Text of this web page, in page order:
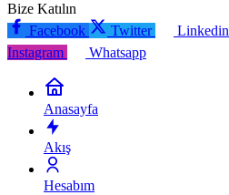
Bize Katılın
Facebook
Twitter Linkedin
Instagram
Whatsapp
Anasayfa
Akış
Hesabım